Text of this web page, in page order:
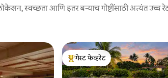
स्वच्छता आणि इतर बऱ्याच गोष्टींसाठी अत्यंत
टॉप गेस्ट फेव्हरेट
गेस्ट फेव्हरेट